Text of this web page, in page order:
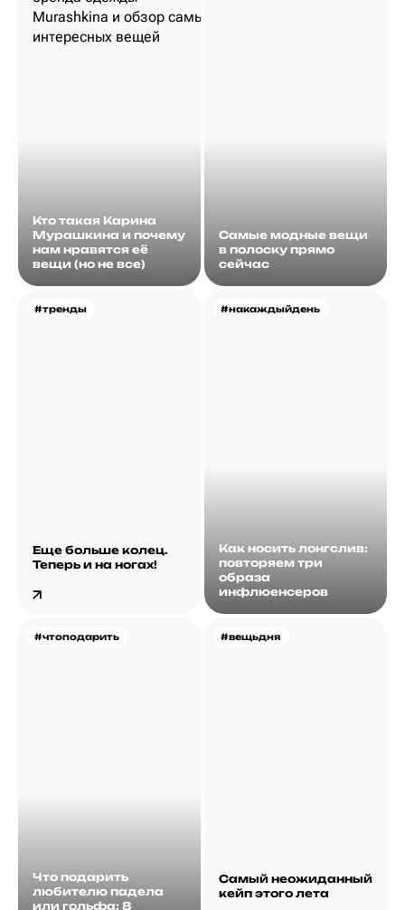
Кто такая Карина
Мурашкина и почему
нам нравятся её
вещи (но не все)
Самые модные вещи
в полоску прямо
сейчас
#тренды
Еще больше колец.
Теперь и на ногах!
#накаждыйдень
Как носить лонгслив:
повторяем три
образа
инфлюенсеров
#чтоподарить
Что подарить
любителю падела
или гольфа: 8
#вещьдня
Самый неожиданный
кейп этого лета